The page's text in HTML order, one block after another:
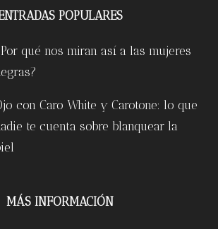
POPULARES
qué nos miran así a las mujeres
con Caro White y Carotone: lo que
te cuenta sobre blanquear la
MÁS INFORMACIÓN